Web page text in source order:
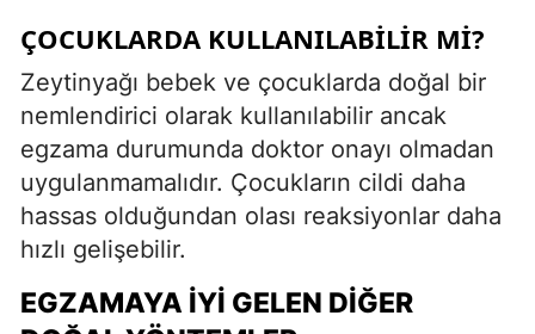
ÇOCUKLARDA KULLANILABILIR MI?
Zeytinyağı bebek ve çocuklarda doğal bir
nemlendirici olarak kullanılabilir ancak
egzama durumunda doktor onayı olmadan
uygulanmamalıdır. Çocukların cildi daha
hassas olduğundan olası reaksiyonlar daha
hızlı gelişebilir.
EGZAMAYA İYI GELEN DIĞER